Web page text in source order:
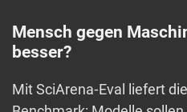
Mensch gegen
besser?
Mit SciArena‑Eval liefert